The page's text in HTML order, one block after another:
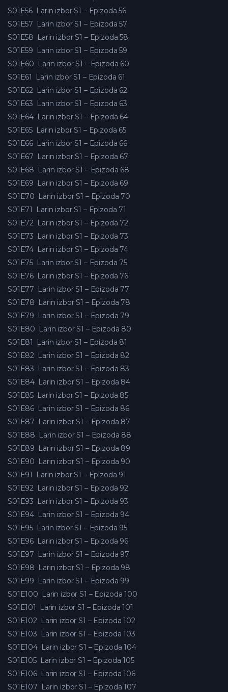
S01E56 Larin izbor S1 – Epizoda 56
S01E57 Larin izbor S1 – Epizoda 57
S01E58 Larin izbor S1 – Epizoda 58
S01E59 Larin izbor S1 – Epizoda 59
S01E60 Larin izbor S1 – Epizoda 60
S01E61
Larin izbor S1 – Epizoda 61
S01E62 Larin izbor S1 – Epizoda 62
S01E63 Larin izbor S1 – Epizoda 63
S01E64 Larin izbor S1 – Epizoda 64
S01E65 Larin izbor S1 – Epizoda 65
S01E66 Larin izbor S1 – Epizoda 66
S01E67 Larin izbor S1 – Epizoda 67
S01E68 Larin izbor S1 – Epizoda 68
S01E69 Larin izbor S1 – Epizoda 69
S01E70 Larin izbor S1 – Epizoda 70
S01E71
Larin izbor S1 – Epizoda 71
S01E72 Larin izbor S1 – Epizoda 72
S01E73 Larin izbor S1 – Epizoda 73
S01E74 Larin izbor S1 – Epizoda 74
S01E75 Larin izbor S1 – Epizoda 75
S01E76 Larin izbor S1 – Epizoda 76
S01E77 Larin izbor S1 – Epizoda 77
S01E78 Larin izbor S1 – Epizoda 78
S01E79 Larin izbor S1 – Epizoda 79
S01E80 Larin izbor S1 – Epizoda 80
S01E81
Larin izbor S1 – Epizoda 81
S01E82 Larin izbor S1 – Epizoda 82
S01E83 Larin izbor S1 – Epizoda 83
S01E84 Larin izbor S1 – Epizoda 84
S01E85 Larin izbor S1 – Epizoda 85
S01E86 Larin izbor S1 – Epizoda 86
S01E87 Larin izbor S1 – Epizoda 87
S01E88 Larin izbor S1 – Epizoda 88
S01E89 Larin izbor S1 – Epizoda 89
S01E90 Larin izbor S1 – Epizoda 90
S01E91
Larin izbor S1 – Epizoda 91
S01E92 Larin izbor S1 – Epizoda 92
S01E93 Larin izbor S1 – Epizoda 93
S01E94 Larin izbor S1 – Epizoda 94
S01E95 Larin izbor S1 – Epizoda 95
S01E96 Larin izbor S1 – Epizoda 96
S01E97 Larin izbor S1 – Epizoda 97
S01E98 Larin izbor S1 – Epizoda 98
S01E99 Larin izbor S1 – Epizoda 99
S01E100 Larin izbor S1 – Epizoda 100
S01E101
Larin izbor S1 – Epizoda 101
S01E102 Larin izbor S1 – Epizoda 102
S01E103 Larin izbor S1 – Epizoda 103
S01E104 Larin izbor S1 – Epizoda 104
S01E105 Larin izbor S1 – Epizoda 105
S01E106 Larin izbor S1 – Epizoda 106
S01E107 Larin izbor S1 – Epizoda 107